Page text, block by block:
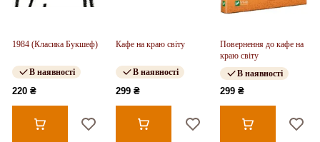
1984 (Класика Букшеф)
В наявності
220 ₴
Кафе на краю світу
В наявності
299 ₴
Повернення до кафе на
краю світу
В наявності
299 ₴